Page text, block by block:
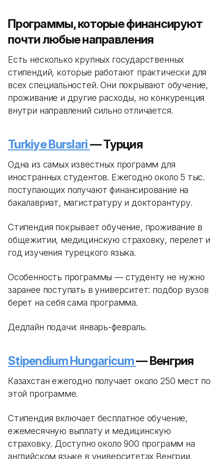
Программы, которые финансируют
почти любые направления
Есть несколько крупных государственных
стипендий, которые работают практически для
всех специальностей. Они покрывают обучение,
проживание и другие расходы, но конкуренция
внутри направлений сильно отличается.
Turkiye Burslari— Турция
Одна из самых известных программ для
иностранных студентов. Ежегодно около 5 тыс.
поступающих получают финансирование на
бакалавриат, магистратуру и докторантуру.
Стипендия покрывает обучение, проживание в
общежитии, медицинскую страховку, перелет и
год изучения турецкого языка.
Особенность программы — студенту не нужно
заранее поступать в университет: подбор вузов
берет на себя сама программа.
Дедлайн подачи: январь-февраль.
Stipendium Hungaricum— Венгрия
Казахстан ежегодно получает около 250 мест по
этой программе.
Стипендия включает бесплатное обучение,
ежемесячную выплату и медицинскую
страховку. Доступно около 900 программ на
английском языке в университетах Венгрии.